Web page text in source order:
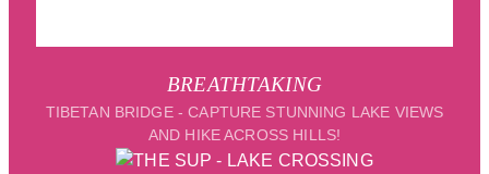
BREATHTAKING
TIBETAN BRIDGE - CAPTURE STUNNING LAKE VIEWS
AND HIKE ACROSS HILLS!